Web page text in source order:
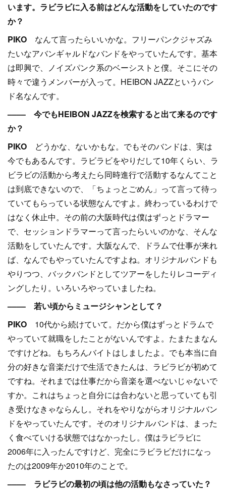
います。ラビラビに入る前はどんな活動をしていたのです
か？
PIKO なんて言ったらいいかな。フリーパンクジャズみ
たいなアバンギャルドなバンドをやっていたんです。基本
は即興で、ノイズパンク系のベーシストと僕。そこにその
時々で違うメンバーが入って。HEIBON JAZZというバン
ド名なんです。
–––– 今でもHEIBON JAZZを検索すると出て来るのです
か？
PIKO どうかな、ないかもな。でもそのバンドは、実は
今でもあるんです。ラビラビをやりだして10年くらい、ラ
ビラビの活動から考えたら同時進行で活動するなんてこと
は到底できないので、「ちょっとごめん」って言って待っ
ていてもらっている状態なんですよ。終わっているわけで
はなく休止中。その前の大阪時代は僕はずっとドラマー
で、セッションドラマーって言ったらいいのかな、そんな
活動をしていたんです。大阪なんで、ドラムで仕事が来れ
ば、なんでもやっていたんですよね。オリジナルバンドも
やりつつ、バックバンドとしてツアーをしたりレコーディ
ングしたり。いろいろやっていましたね。
–––– 若い頃からミュージシャンとして？
PIKO 10代から続けていて。だから僕はずっとドラムで
やっていて就職をしたことがないんですよ。たまたまなん
ですけどね。もちろんバイトはしましたよ。でも本当に自
分の好きな音楽だけで生活できたんは、ラビラビが初めて
ですね。それまでは仕事だから音楽を選べないじゃないで
すか。これはちょっと自分には合わないと思っていても引
き受けなきゃならんし。それをやりながらオリジナルバン
ドをやっていたんです。そのオリジナルバンドは、まった
く食べていける状態ではなかったし。僕はラビラビに
2006年に入ったんですけど、完全にラビラビだけになっ
たのは2009年か2010年のことで。
–––– ラビラビの最初の頃は他の活動もなさっていた？